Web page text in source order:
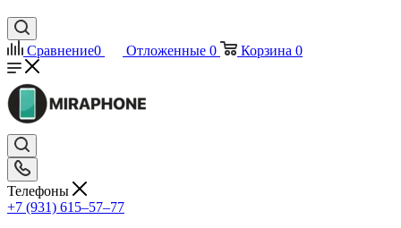
Сравнение0 Отложенные 0 Корзина 0
Телефоны
+7 (931) 615‒57‒77